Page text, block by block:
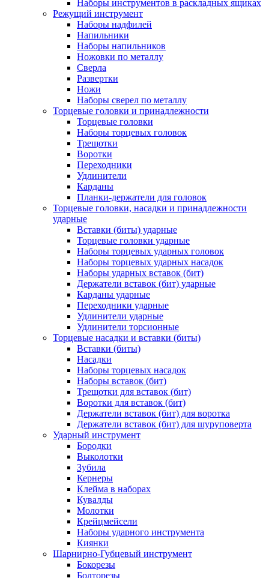
Наборы инструментов в раскладных ящиках
Режущий инструмент
Наборы надфилей
Напильники
Наборы напильников
Ножовки по металлу
Сверла
Развертки
Ножи
Наборы сверел по металлу
Торцевые головки и принадлежности
Торцевые головки
Наборы торцевых головок
Трещотки
Воротки
Переходники
Удлинители
Карданы
Планки-держатели для головок
Торцевые головки, насадки и принадлежности
ударные
Вставки (биты) ударные
Торцевые головки ударные
Наборы торцевых ударных головок
Наборы торцевых ударных насадок
Наборы ударных вставок (бит)
Держатели вставок (бит) ударные
Карданы ударные
Переходники ударные
Удлинители ударные
Удлинители торсионные
Торцевые насадки и вставки (биты)
Вставки (биты)
Насадки
Наборы торцевых насадок
Наборы вставок (бит)
Трещотки для вставок (бит)
Воротки для вставок (бит)
Держатели вставок (бит) для воротка
Держатели вставок (бит) для шуруповерта
Ударный инструмент
Бородки
Выколотки
Зубила
Кернеры
Клейма в наборах
Кувалды
Молотки
Крейцмейсели
Наборы ударного инструмента
Киянки
Шарнирно-Губцевый инструмент
Бокорезы
Болторезы